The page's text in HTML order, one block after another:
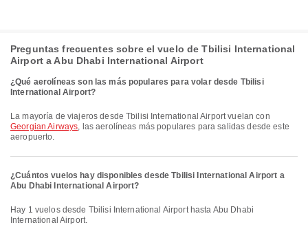
Preguntas frecuentes sobre el vuelo de Tbilisi International
Airport a Abu Dhabi International Airport
¿Qué aerolíneas son las más populares para volar desde Tbilisi
International Airport?
La mayoría de viajeros desde Tbilisi International Airport vuelan con
Georgian Airways, las aerolíneas más populares para salidas desde este
aeropuerto.
¿Cuántos vuelos hay disponibles desde Tbilisi International Airport a
Abu Dhabi International Airport?
Hay 1 vuelos desde Tbilisi International Airport hasta Abu Dhabi
International Airport.